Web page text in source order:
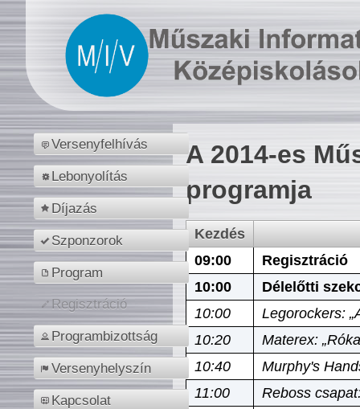
Versenyfelhívás
Lebonyolítás
Díjazás
Szponzorok
Program
Regisztráció
Programbizottság
Versenyhelyszín
Kapcsolat
A 2014-es
programja
Kezdés
09:00
Regisztráció
10:00
Délelőtti
10:00
Legorockers:
10:20
Materex:
10:40
Murphy's
11:00
Reboss